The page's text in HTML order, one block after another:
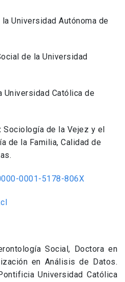
Universidad Autónoma de
de la Universidad
Católica de
Sociología de la Vejez y el
de la Familia, Calidad de
0001-5178-806X
Social, Doctora en
en Análisis de Datos.
Universidad Católica